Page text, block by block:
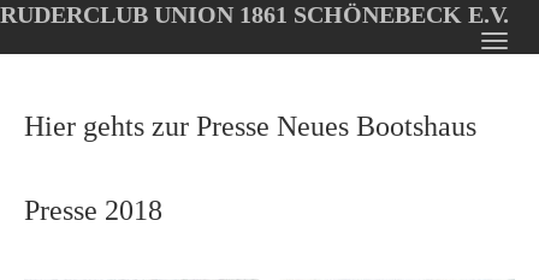
Oops, an error occurred! Code: 20260806020524fdff2b4f
main
RUDERCLUB UNION 1861 SCHÖNEBECK E.V.
Hier gehts zur Presse Neues Bootshaus
Presse 2018